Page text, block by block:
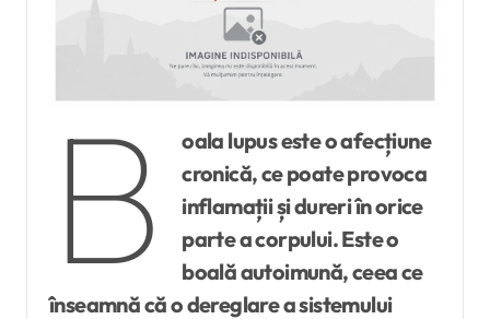
B
oala lupus este o afecțiune
cronică, ce poate provoca
inflamații și dureri în orice
parte a corpului. Este o
boală autoimună, ceea ce
înseamnă că o dereglare a sistemului